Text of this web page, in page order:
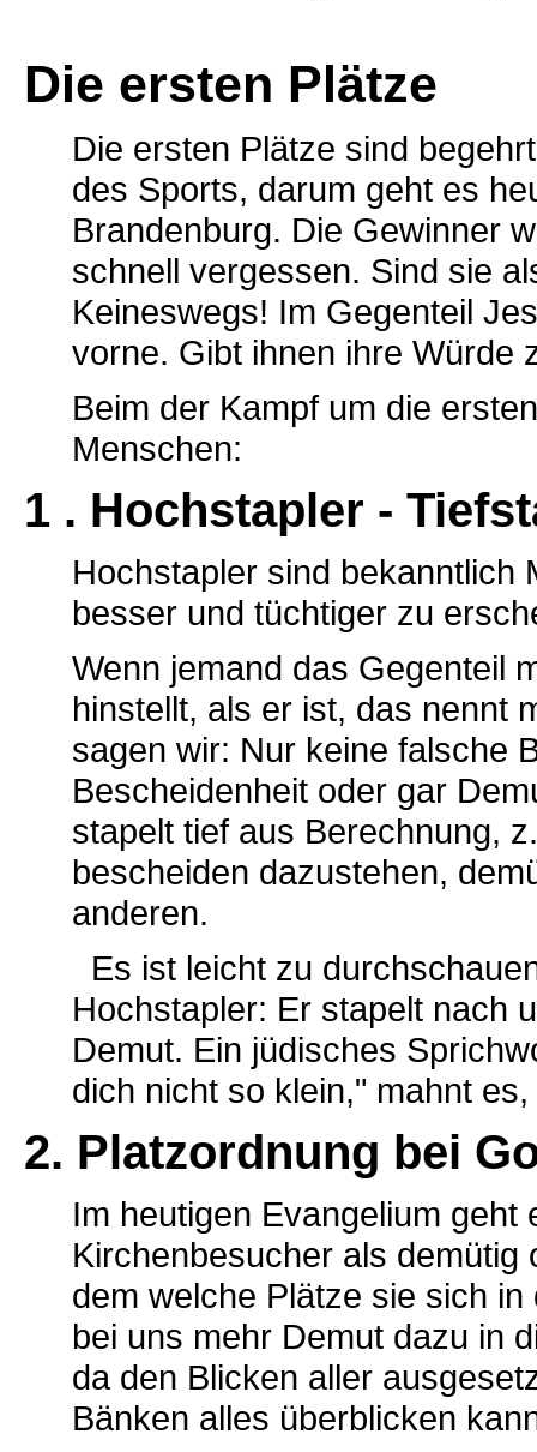
Die ersten Plätze
Die ersten Plätze sind
des Sports, darum geht es
Brandenburg. Die Gewinner
schnell vergessen. Sind sie
Keineswegs! Im Gegenteil
vorne. Gibt ihnen ihre Würde
Beim der Kampf um die
Menschen:
1 . Hochstapler -
Hochstapler sind bekanntlich
besser und tüchtiger zu
Wenn jemand das Gegenteil
hinstellt, als er ist, das nennt
sagen wir: Nur keine falsche
Bescheidenheit oder gar
stapelt tief aus Berechnung,
bescheiden dazustehen,
anderen.
Es ist leicht zu
Hochstapler: Er stapelt nach
Demut. Ein jüdisches
dich nicht so klein," mahnt
2. Platzordnung bei
Im heutigen Evangelium
Kirchenbesucher als
dem welche Plätze sie sich
bei uns mehr Demut dazu in
da den Blicken aller
Bänken alles überblicken